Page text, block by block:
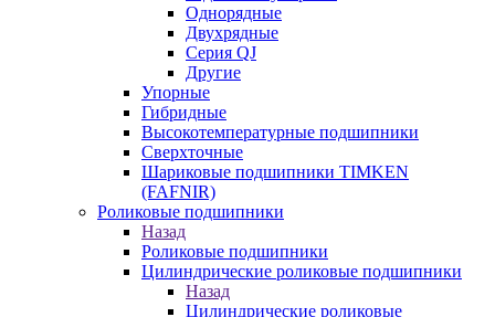
Однорядные
Двухрядные
Серия QJ
Другие
Упорные
Гибридные
Высокотемпературные подшипники
Сверхточные
Шариковые подшипники TIMKEN
(FAFNIR)
Роликовые подшипники
Назад
Роликовые подшипники
Цилиндрические роликовые подшипники
Назад
Цилиндрические роликовые